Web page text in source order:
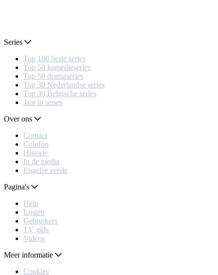
Series
Top 100 beste series
Top 50 komedieseries
Top 50 dramaseries
Top 30 Nederlandse series
Top 30 Belgische series
Jaar in series
Over ons
Contact
Colofon
Historie
In de media
Engelse versie
Pagina's
Help
Lijsten
Gebruikers
TV gids
Videos
Meer informatie
Cookies